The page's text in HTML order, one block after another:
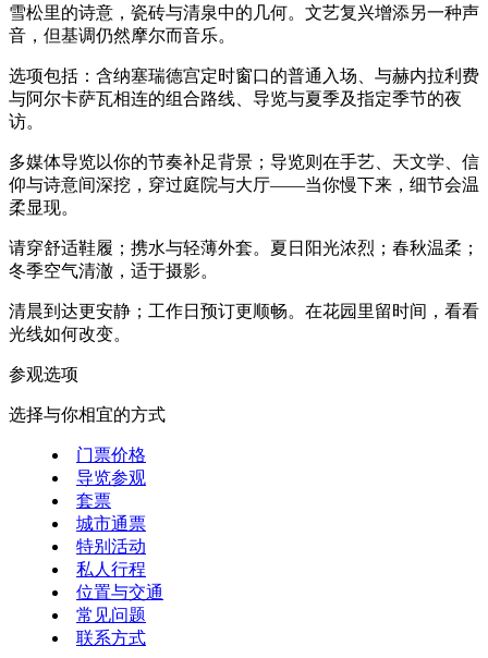
雪松里的诗意，瓷砖与清泉中的几何。文艺复兴增添另一种声
音，但基调仍然摩尔而音乐。
选项包括：含纳塞瑞德宫定时窗口的普通入场、与赫内拉利费
与阿尔卡萨瓦相连的组合路线、导览与夏季及指定季节的夜
访。
多媒体导览以你的节奏补足背景；导览则在手艺、天文学、信
仰与诗意间深挖，穿过庭院与大厅——当你慢下来，细节会温
柔显现。
请穿舒适鞋履；携水与轻薄外套。夏日阳光浓烈；春秋温柔；
冬季空气清澈，适于摄影。
清晨到达更安静；工作日预订更顺畅。在花园里留时间，看看
光线如何改变。
参观选项
选择与你相宜的方式
门票价格
导览参观
套票
城市通票
特别活动
私人行程
位置与交通
常见问题
联系方式